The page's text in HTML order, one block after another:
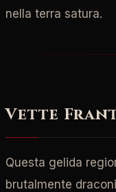
nella terra satura.
Vette
Questa gelida
brutalmente